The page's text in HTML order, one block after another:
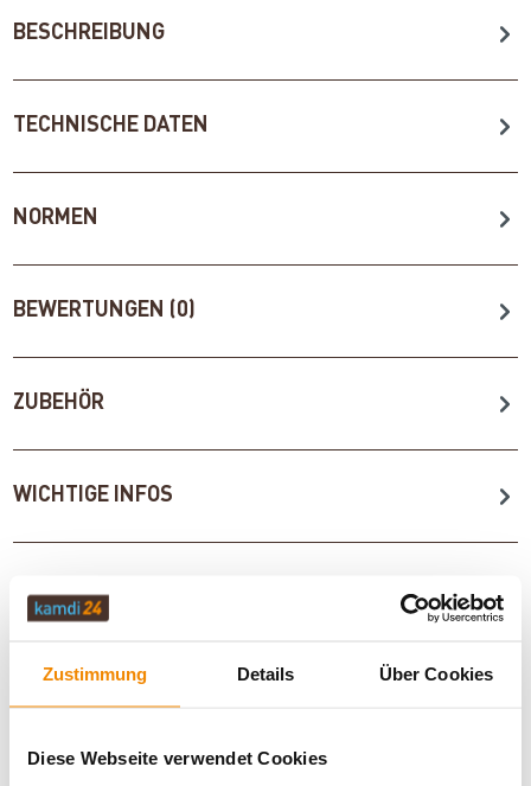
Zustimmung Details Über Cookies
Diese Webseite verwendet Cookies
BESCHREIBUNG
TECHNISCHE DATEN
NORMEN
BEWERTUNGEN (0)
ZUBEHÖR
WICHTIGE INFOS
Artikeldatenblatt drucken Frage zum Artikel
Dieses Produkt finden Sie unter: Kaminöfen|Kamineinsätze
Schiebetür| Holzofen Kaminofen Anschluss hinten